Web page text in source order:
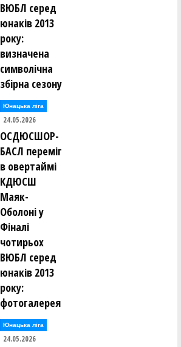
ВЮБЛ серед
юнаків 2013
року:
визначена
символічна
збірна сезону
Юнацька ліга
24.05.2026
ОСДЮСШОР-
БАСЛ переміг
в овертаймі
КДЮСШ
Маяк-
Оболоні у
Фіналі
чотирьох
ВЮБЛ серед
юнаків 2013
року:
фотогалерея
Юнацька ліга
24.05.2026